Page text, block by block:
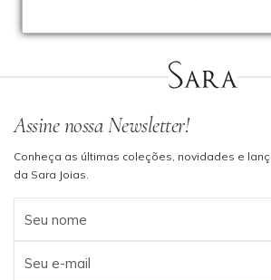
Assine nossa Newsletter!
Conheça as últimas coleções, novidades e
da Sara Joias.
Seu nome
Seu e-mail